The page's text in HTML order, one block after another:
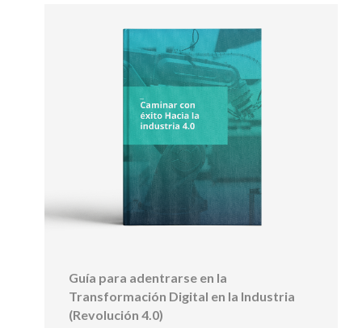
Guía para adentrarse en la
Transformación Digital en la Industria
(Revolución 4.0)